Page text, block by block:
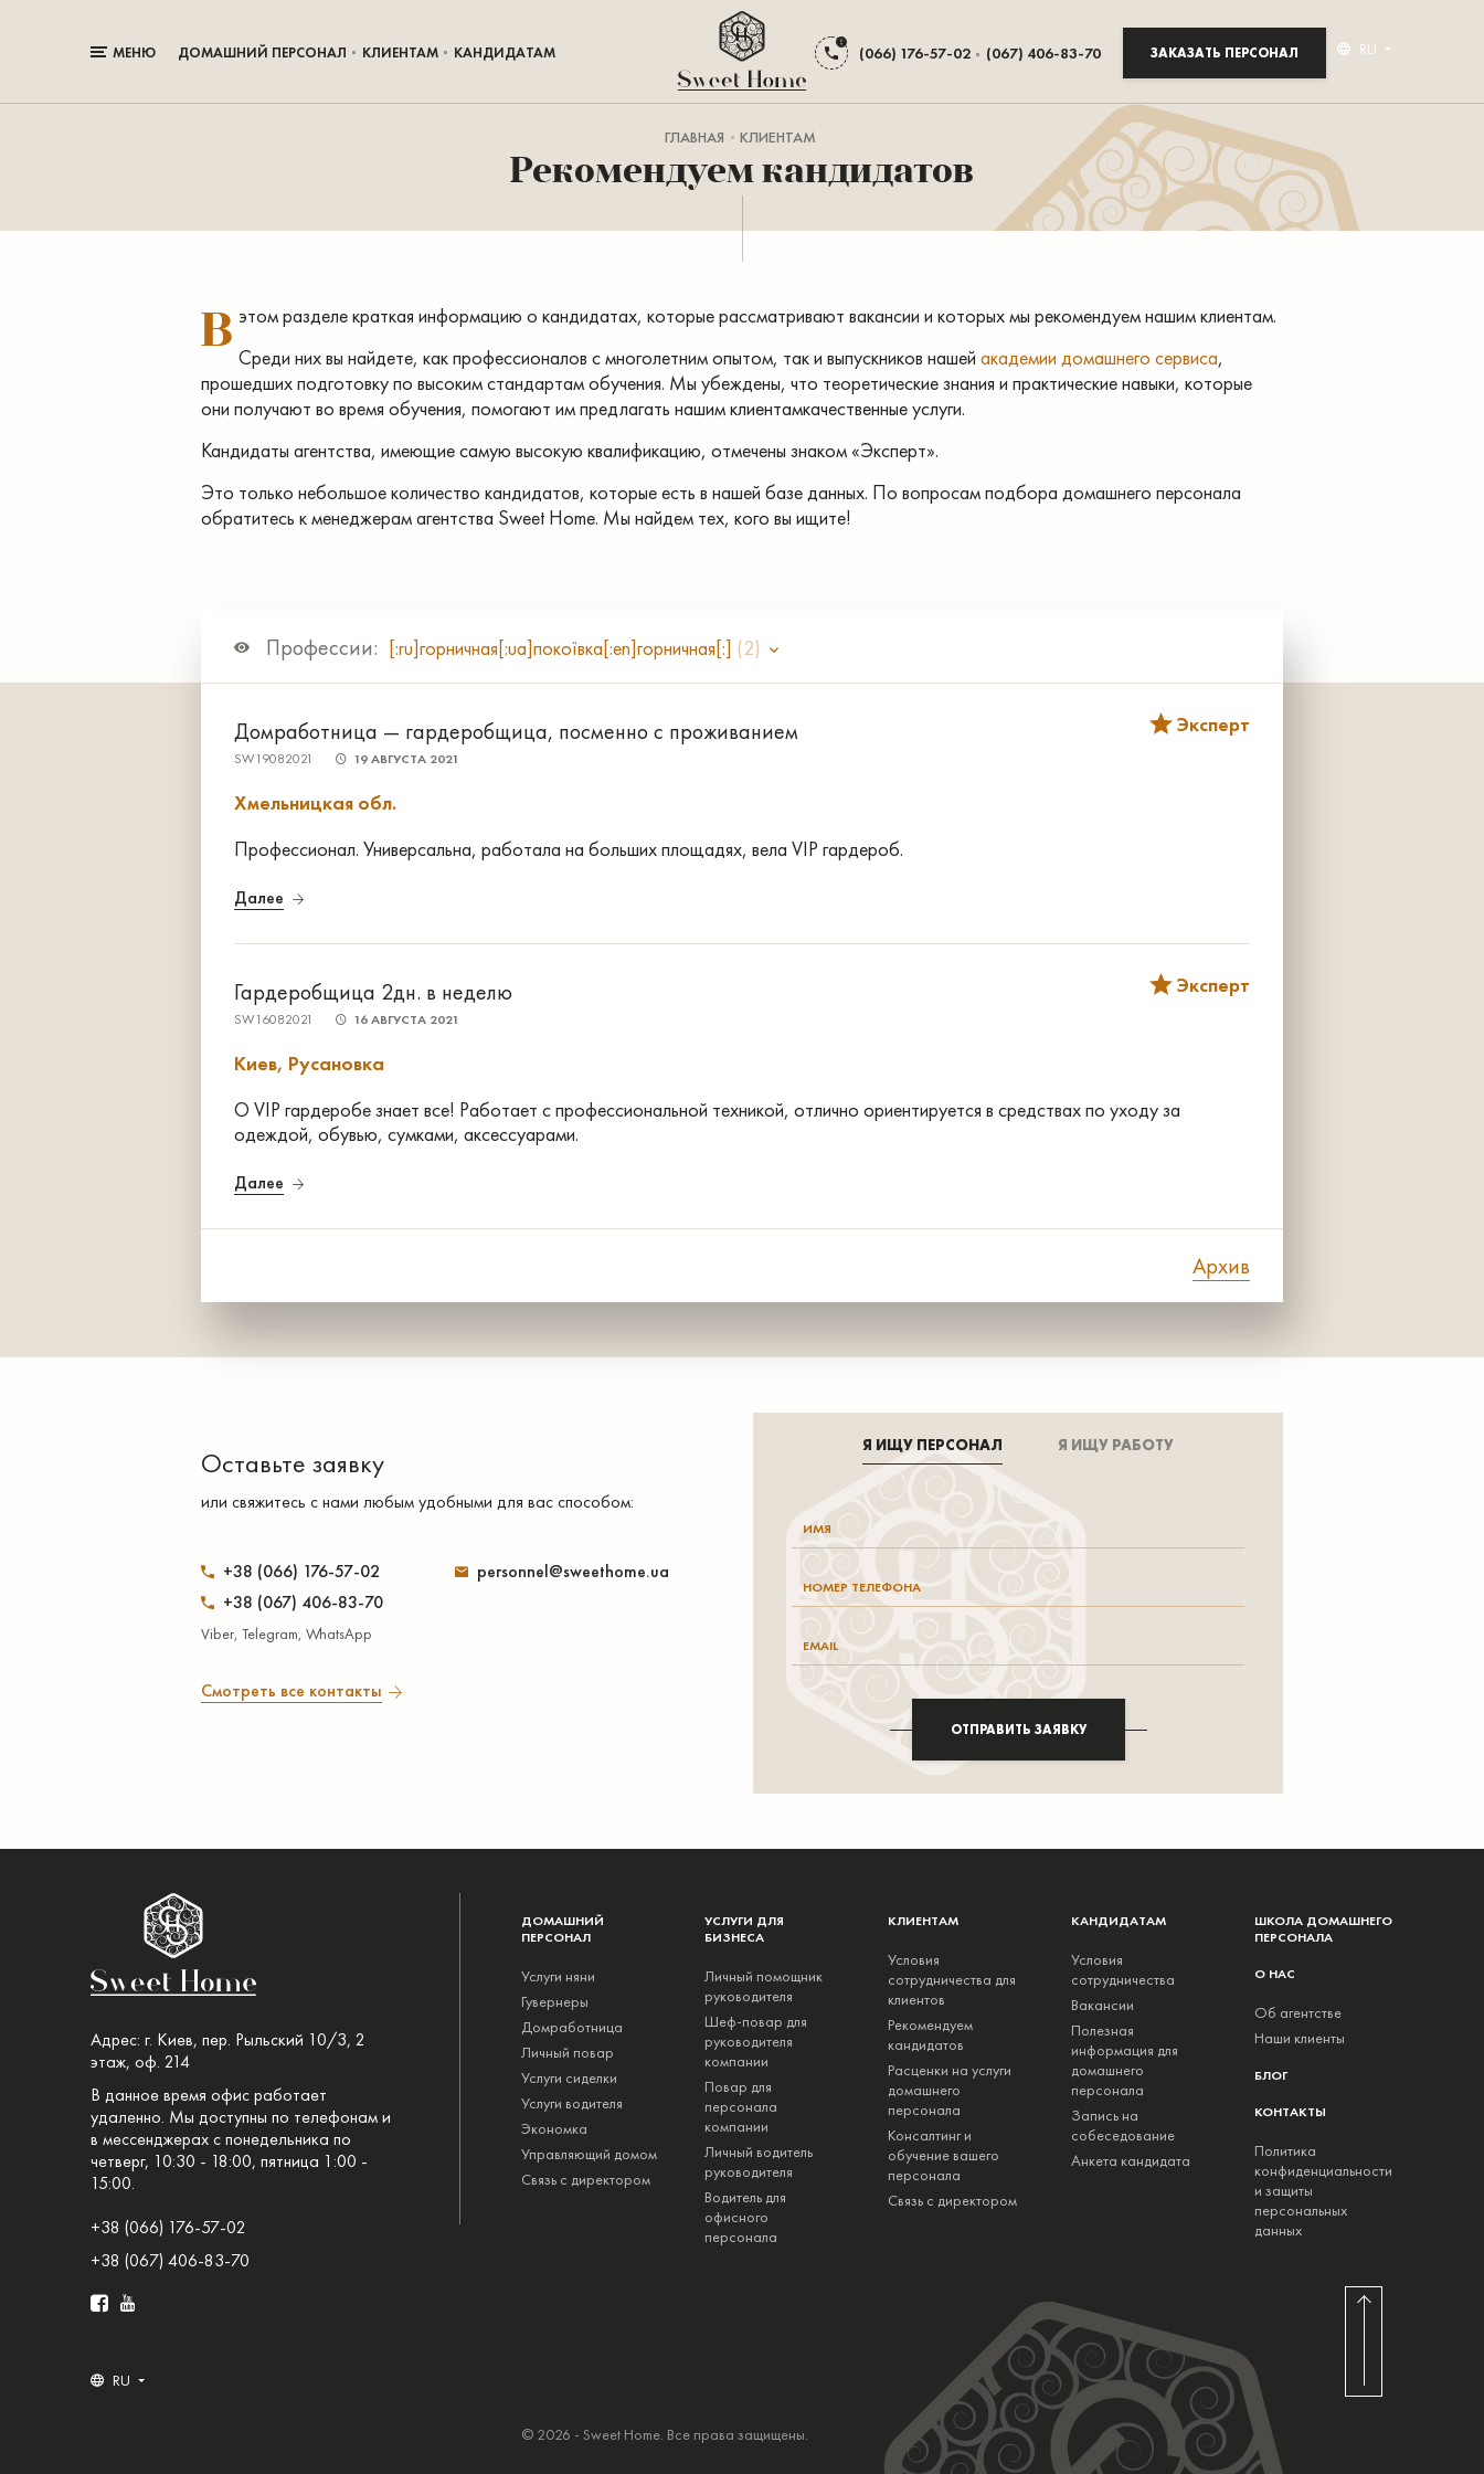
МЕНЮ ДОМАШНИЙ ПЕРСОНАЛ КЛИЕНТАМ КАНДИДАТАМ (066) 176-57-02 (067) 406-83-70 ЗАКАЗАТЬ ПЕРСОНАЛ RU
ГЛАВНАЯ КЛИЕНТАМ
Рекомендуем кандидатов
В этом разделе краткая информацию о кандидатах, которые рассматривают вакансии и которых мы рекомендуем нашим клиентам.
Среди них вы найдете, как профессионалов с многолетним опытом, так и выпускников нашей академии домашнего сервиса,
прошедших подготовку по высоким стандартам обучения. Мы убеждены, что теоретические знания и практические навыки, которые
они получают во время обучения, помогают им предлагать нашим клиентамкачественные услуги.
Кандидаты агентства, имеющие самую высокую квалификацию, отмечены знаком «Эксперт».
Это только небольшое количество кандидатов, которые есть в нашей базе данных. По вопросам подбора домашнего персонала
обратитесь к менеджерам агентства Sweet Home. Мы найдем тех, кого вы ищите!
Профессии: [:ru]горничная[:ua]покоївка[:en]горничная[:] (2)
Эксперт
Домработница — гардеробщица, посменно с проживанием
SW19082021 19 АВГУСТА 2021
Хмельницкая обл.
Профессионал. Универсальна, работала на больших площадях, вела VIP гардероб.
Далее
Эксперт
Гардеробщица 2дн. в неделю
SW16082021 16 АВГУСТА 2021
Киев, Русановка
О VIP гардеробе знает все! Работает с профессиональной техникой, отлично ориентируется в средствах по уходу за
одеждой, обувью, сумками, аксессуарами.
Далее
Архив
Оставьте заявку
или свяжитесь с нами любым удобными для вас способом:
+38 (066) 176-57-02
+38 (067) 406-83-70
Viber, Telegram, WhatsApp
personnel@sweethome.ua
Смотреть все контакты
Я ИЩУ ПЕРСОНАЛ Я ИЩУ РАБОТУ
ОТПРАВИТЬ ЗАЯВКУ
Адрес: г. Киев, пер. Рыльский 10/3, 2
этаж, оф. 214
В данное время офис работает
удаленно. Мы доступны по телефонам и
в мессенджерах с понедельника по
четверг, 10:30 - 18:00, пятница 1:00 -
15:00.
+38 (066) 176-57-02
+38 (067) 406-83-70
RU
ДОМАШНИЙ
ПЕРСОНАЛ
Услуги няни
Гувернеры
Домработница
Личный повар
Услуги сиделки
Услуги водителя
Экономка
Управляющий домом
Связь с директором
УСЛУГИ ДЛЯ
БИЗНЕСА
Личный помощник
руководителя
Шеф-повар для
руководителя
компании
Повар для
персонала
компании
Личный водитель
руководителя
Водитель для
офисного
персонала
КЛИЕНТАМ
Условия
сотрудничества для
клиентов
Рекомендуем
кандидатов
Расценки на услуги
домашнего
персонала
Консалтинг и
обучение вашего
персонала
Связь с директором
КАНДИДАТАМ
Условия
сотрудничества
Вакансии
Полезная
информация для
домашнего
персонала
Запись на
собеседование
Анкета кандидата
ШКОЛА ДОМАШНЕГО
ПЕРСОНАЛА
О НАС
Об агентстве
Наши клиенты
БЛОГ
КОНТАКТЫ
Политика
конфиденциальности
и защиты
персональных
данных
© 2026 - Sweet Home. Все права защищены.